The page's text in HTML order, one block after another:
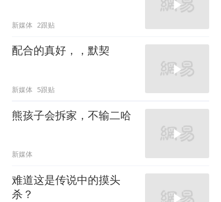
新媒体 2跟贴
配合的真好，，默契
新媒体 5跟贴
熊孩子会拆家，不输二哈
新媒体
难道这是传说中的摸头
杀？